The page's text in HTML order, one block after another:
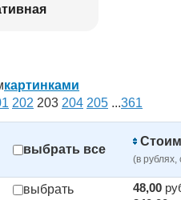
картинками
202 203 204 205 ...361
выбрать все
(в
выбрать 48,00